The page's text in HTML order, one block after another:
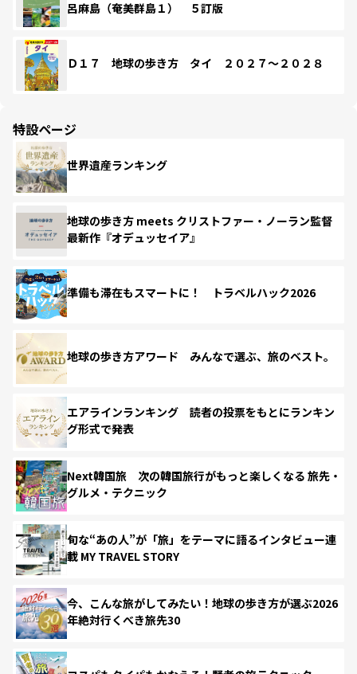
呂麻島（奄美群島１） ５訂版
Ｄ１７ 地球の歩き方 タイ ２０２７～２０２８
特設ページ
世界遺産ランキング
地球の歩き方 meets クリストファー・ノーラン監督
最新作『オデュッセイア』
準備も滞在もスマートに！ トラベルハック2026
地球の歩き方アワード みんなで選ぶ、旅のベスト。
エアラインランキング 読者の投票をもとにランキン
グ形式で発表
Next韓国旅 次の韓国旅行がもっと楽しくなる 旅先・
グルメ・テクニック
旬な“あの人”が「旅」をテーマに語るインタビュー連
載 MY TRAVEL STORY
今、こんな旅がしてみたい！地球の歩き方が選ぶ2026
年絶対行くべき旅先30